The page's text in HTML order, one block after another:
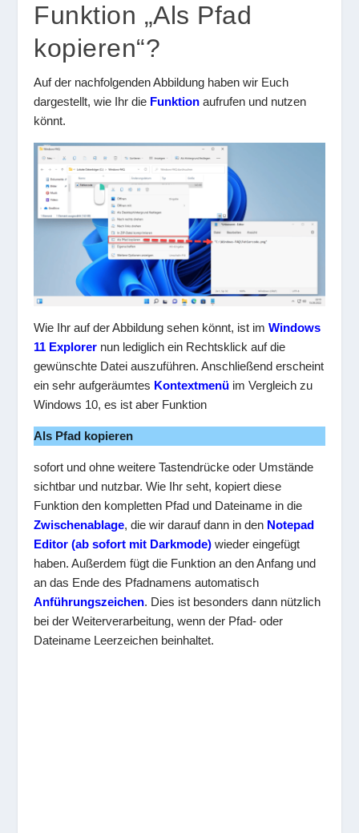
Funktion „Als Pfad
kopieren“?
Auf der nachfolgenden Abbildung haben wir Euch
dargestellt, wie Ihr die Funktion aufrufen und nutzen
könnt.
Wie Ihr auf der Abbildung sehen könnt, ist imWindows
11 Explorer nun lediglich ein Rechtsklick auf die
gewünschte Datei auszuführen. Anschließend erscheint
ein sehr aufgeräumtes Kontextmenü im Vergleich zu
Windows 10, es ist aber Funktion
Als Pfad kopieren
sofort und ohne weitere Tastendrücke oder Umstände
sichtbar und nutzbar. Wie Ihr seht, kopiert diese
Funktion den kompletten Pfad und Dateiname in die
Zwischenablage, die wir darauf dann in den Notepad
Editor (ab sofort mit Darkmode) wieder eingefügt
haben. Außerdem fügt die Funktion an den Anfang und
an das Ende des Pfadnamens automatisch
Anführungszeichen. Dies ist besonders dann nützlich
bei der Weiterverarbeitung, wenn der Pfad- oder
Dateiname Leerzeichen beinhaltet.